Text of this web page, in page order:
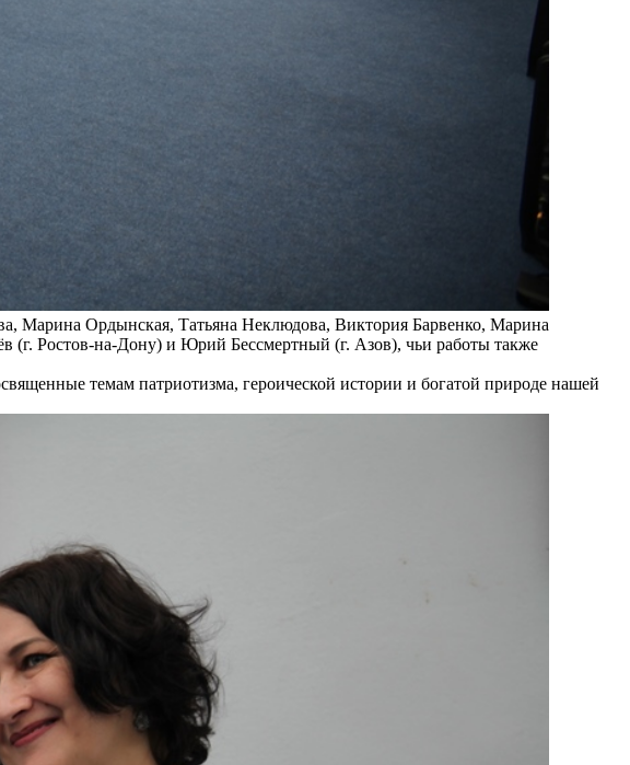
Марина Ордынская, Татьяна Неклюдова, Виктория Барвенко, Марина
(г. Ростов-на-Дону) и Юрий Бессмертный (г. Азов), чьи работы также
темам патриотизма, героической истории и богатой природе нашей